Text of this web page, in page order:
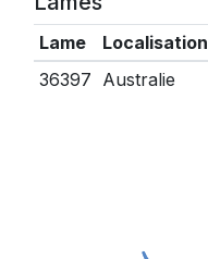
Lame Localisation
36397 Australie